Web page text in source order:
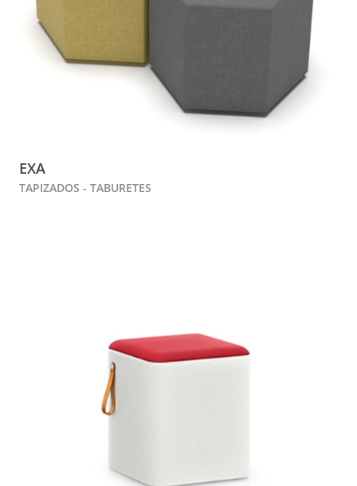
EXA
TAPIZADOS - TABURETES